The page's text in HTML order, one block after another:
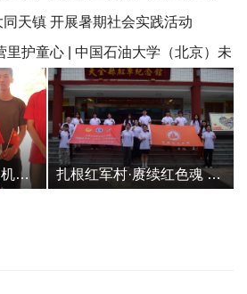
天镇 开展暑期社会实践活动
里护童心 | 中国石油大学（北京）未
”暑期社会实践助力破解社区“看护
红齿轮转动莲乡热土 机电青年走好新时代长征路 扎根红军村·赓续红色魂 智慧城市学院赴雅安开展2026年暑期“三下乡”社会实践活动